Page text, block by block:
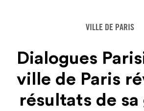
VILLE DE PARIS
Dialogues
ville de Paris
résultats de sa